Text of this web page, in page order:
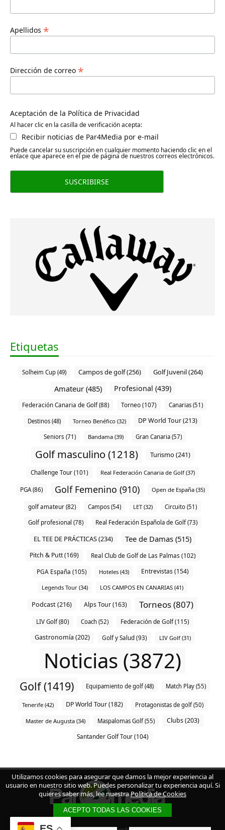
Apellidos *
Dirección de correo *
Aceptación de la Política de Privacidad
Al hacer clic en la casilla de verificación acepta:
Recibir noticias de Par4Media por e-mail
Puede cancelar su suscripción en cualquier momento haciendo clic en el
enlace que aparece en el pie de página de nuestros correos electrónicos.
Etiquetas
Solheim Cup (49) Campos de golf (256) Golf Juvenil (264)
Amateur (485) Profesional (439)
Federación Canaria de Golf (88) Torneo (107) Canarias (51)
Destinos (48) Torneo Benéfico (32) DP World Tour (213)
Seniors (71) Bandama (39) Gran Canaria (57)
Golf masculino (1218) Turismo (241)
Challenge Tour (101) Real Federación Canaria de Golf (37)
PGA (86) Golf Femenino (910) Open de España (35)
golf amateur (82) Campos (54) LET (32) Circuito (51)
Golf profesional (78) Real Federación Española de Golf (73)
EL TEE DE PRÁCTICAS (234) Tee de Damas (515)
Pitch & Putt (169)
Real Club de Golf de Las Palmas (102)
PGA España (105)
Hoteles (43) Entrevistas (154)
Legends Tour (34) LOS CAMPOS EN CANARIAS (41)
Podcast (216) Alps Tour (163) Torneos (807)
LIV Golf (80) Coach (52) Federación de Golf (115)
Gastronomía (202) Golf y Salud (93) LIV Golf (31)
Noticias (3872)
Golf (1419) Equipamiento de golf (48) Match Play (55)
Tenerife (42) DP World Tour (182) Protagonistas de golf (50)
Master de Augusta (34) Maspalomas Golf (55) Clubs (203)
Santander Golf Tour (104)
Utilizamos cookies para asegurar que damos la mejor experiencia al
usuario en nuestro sitio web. Puedes personalizar tu experiencia aquí. Si
quieres saber más, lee nuestraPolítica de Cookies
ACEPTO TODAS LAS COOKIES